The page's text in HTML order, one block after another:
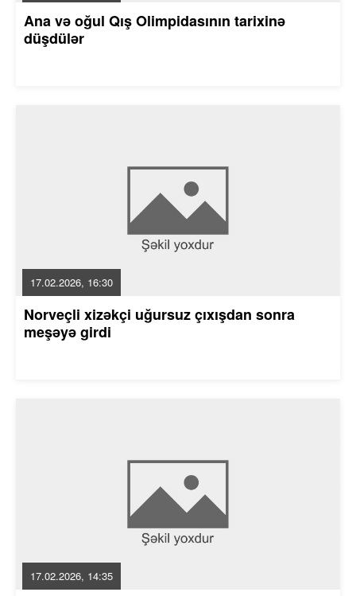
Ana və oğul Qış Olimpidasının tarixinə
düşdülər
17.02.2026, 16:30
Norveçli xizəkçi uğursuz çıxışdan sonra
meşəyə girdi
17.02.2026, 14:35